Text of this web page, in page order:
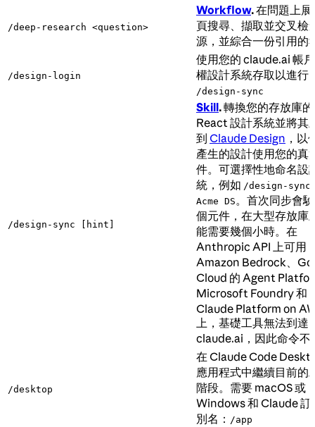
/deep-research <question>
Workflow.在問題上展
頁搜尋、擷取並交叉檢
源，並綜合一份引用的
/design-login
使用您的 claude.ai 帳
權設計系統存取以進行
/design-sync
/design-sync [hint]
Skill.轉換您的存放庫的
React 設計系統並將其
到 Claude Design ，以
產生的設計使用您的真
件。可選擇性地命名設
統，例如 /design-sync
Acme DS。首次同步會
個元件，在大型存放庫
能需要幾個小時。在
Anthropic API 上可用
Amazon Bedrock、
Cloud 的 Agent
Microsoft Foundry 和
Claude Platform on
上，基礎工具無法到達
claude.ai，因此命令不
/desktop
在 Claude Code
應用程式中繼續目前的
階段。需要 macOS 或
Windows 和 Claude 訂
別名： /app